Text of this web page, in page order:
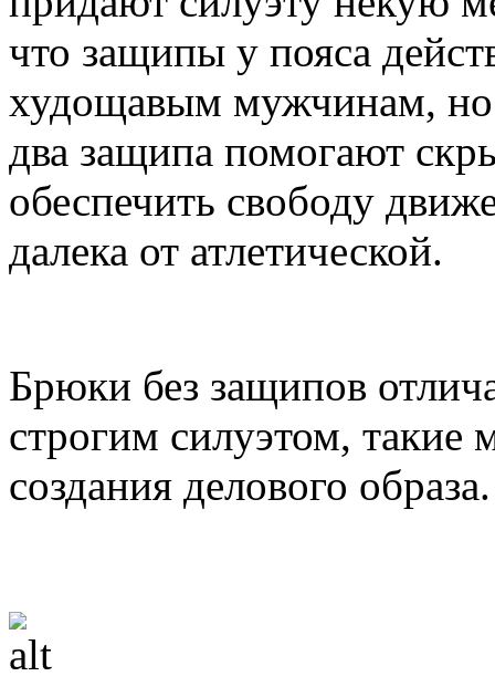
что защипы у пояса
худощавым мужчинам, но
два защипа помогают
обеспечить свободу
далека от атлетической.
Брюки без защипов
строгим силуэтом, такие
создания делового образа.